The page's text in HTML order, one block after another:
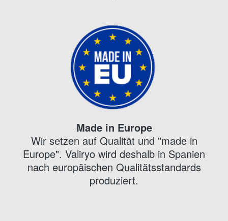
Made in Europe
Wir setzen auf Qualität und "made in
Europe". Valiryo wird deshalb in Spanien
nach europäischen Qualitätsstandards
produziert.